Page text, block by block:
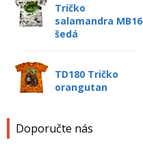
Tričko
salamandra MB16
šedá
TD180 Tričko
orangutan
Doporučte nás